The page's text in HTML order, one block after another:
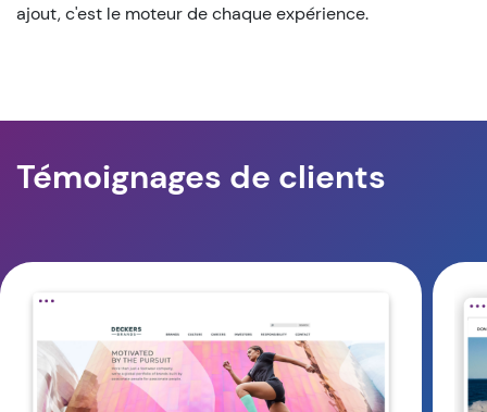
ajout, c'est le moteur de chaque expérience.
Témoignages de clients